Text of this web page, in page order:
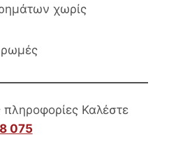
χωρίς
πληροφορίες Καλέστε
075